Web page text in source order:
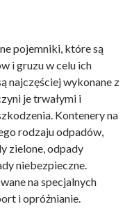
pojemniki, które są
i gruzu w celu ich
najczęściej wykonane z
je trwałymi i
Kontenery na
rodzaju odpadów,
zielone, odpady
niebezpieczne.
na specjalnych
i opróżnianie.